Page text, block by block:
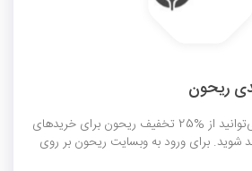
با وارد کردن کد تخفیف می‌توانید از %25 تخفیف ریحون برای خرید‌های
بهره‌مند شوید. برای ورود به وبسایت ریحون بر روی